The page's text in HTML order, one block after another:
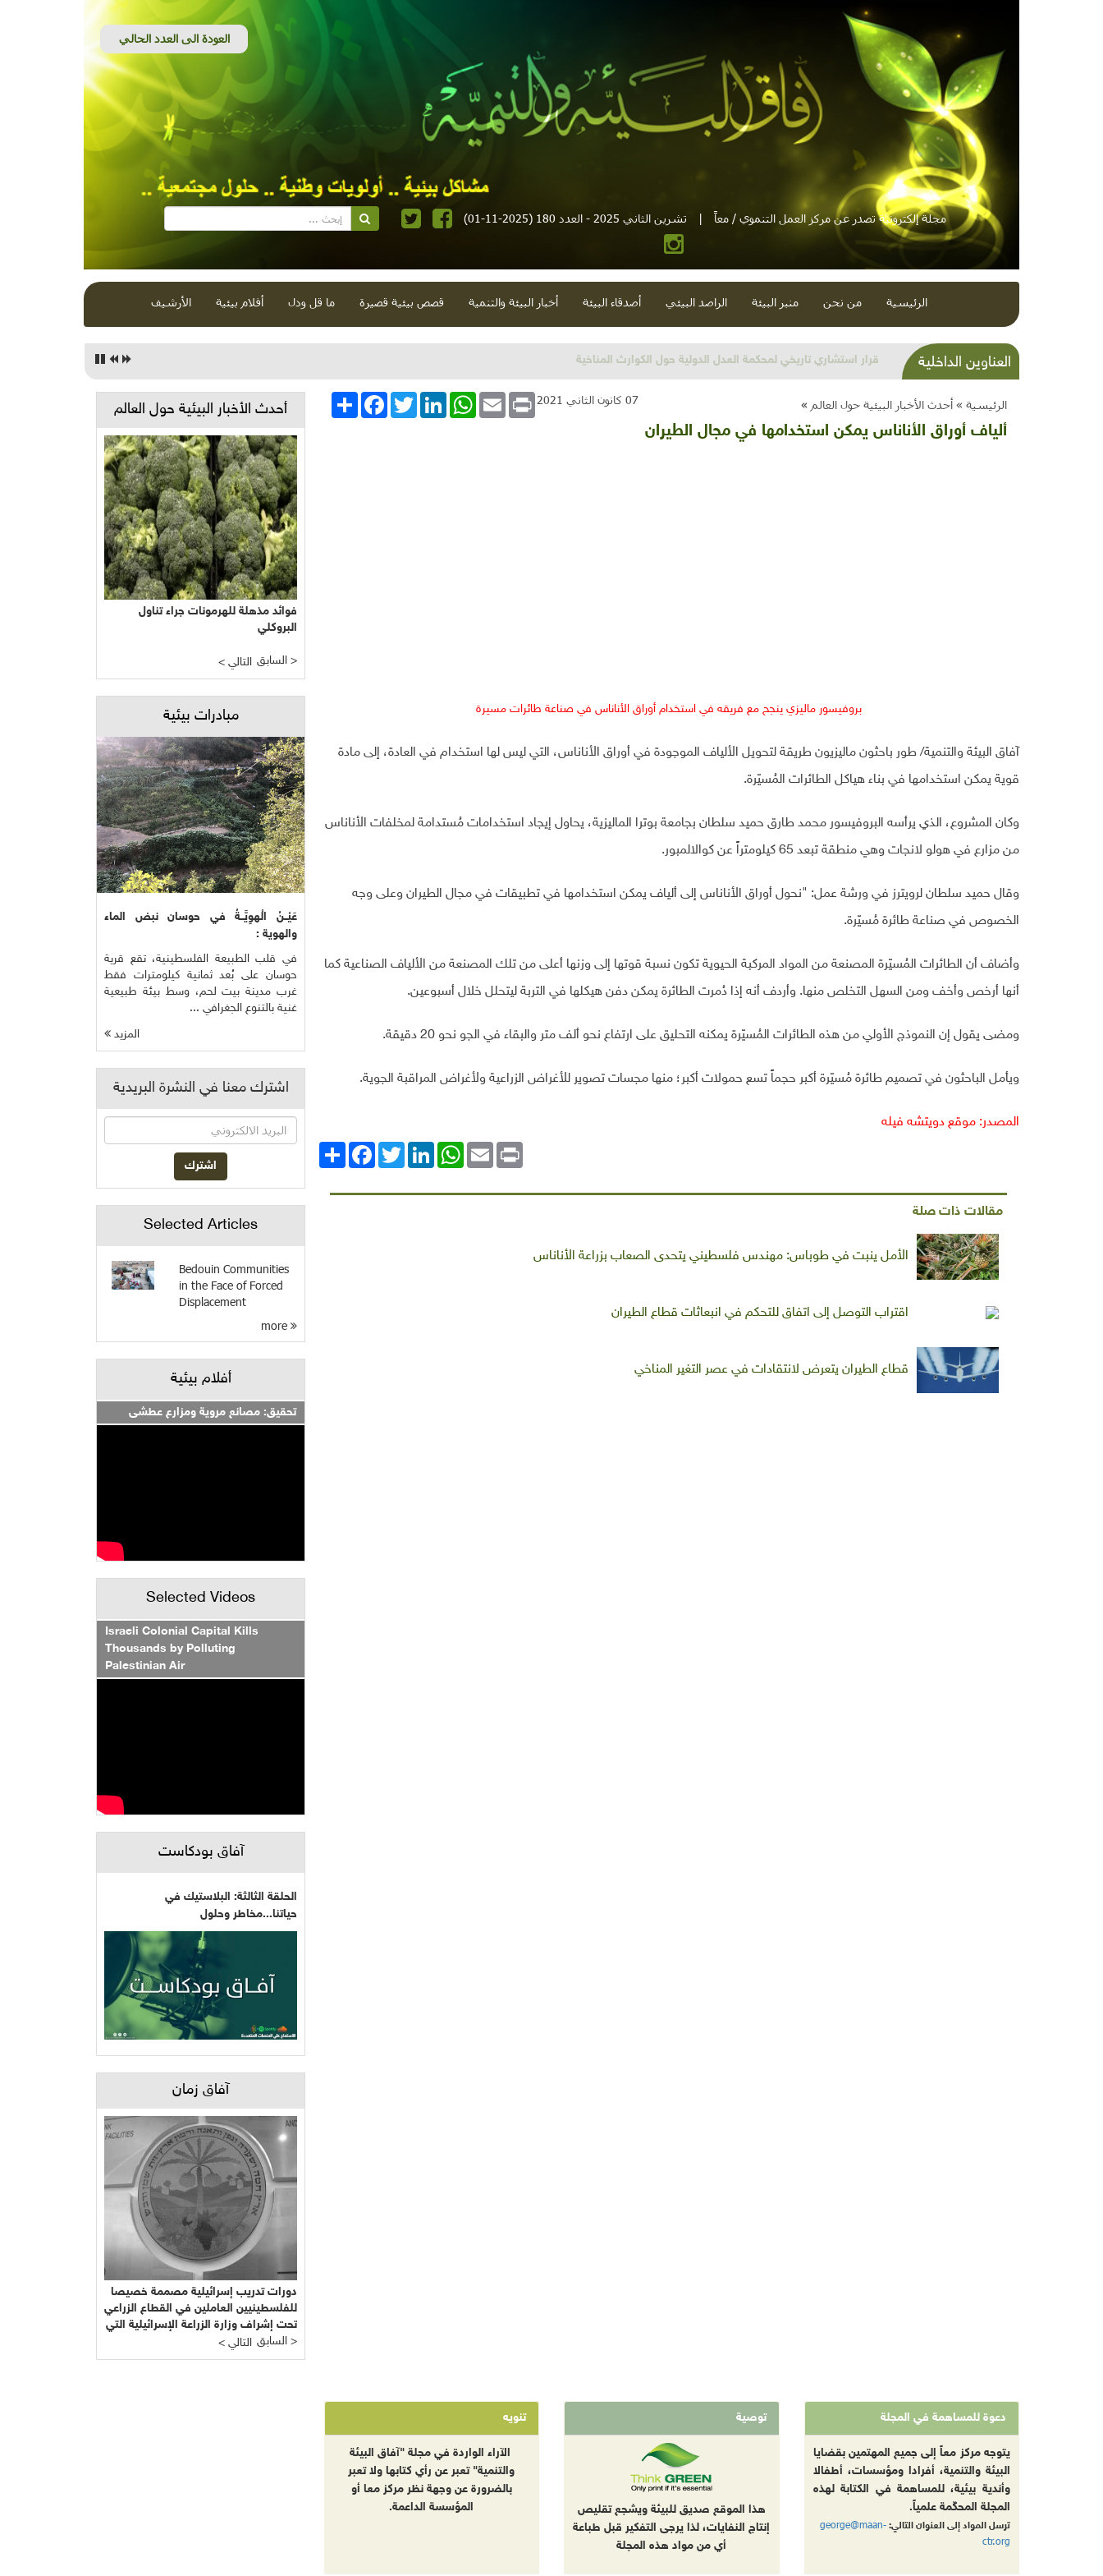
مجلة إلكترونية تصدر عن مركز العمل التنموي / معاً | تشرين الثاني 2025 - العدد 180 (2025-11-01)
الرئيسية من نحن منبر البيئة الراصد البيئي أصدقاء البيئة أخبار البيئة والتنمية قصص بيئية قصيرة ما قل ودل أفلام بيئية الأرشيف
العناوين الداخلية شذرات بيئية وتنموية...بنية تحتية وحلويات قبيحة وحاكورة ونوبل وزيتون و"سيباط"
الرئيسية » أحدث الأخبار البيئية حول العالم » انشر
FacebookTwitterLinkedInWhatsApp Email Print 07 كانون الثاني 2021
ألياف أوراق الأناناس يمكن استخدامها في مجال الطيران
بروفيسور ماليزي ينجح مع فريقه في استخدام أوراق الأناناس في صناعة طائرات مسيرة
آفاق البيئة والتنمية/ طور باحثون ماليزيون طريقة لتحويل الألياف الموجودة في أوراق الأناناس، التي ليس لها استخدام في العادة، إلى مادة
قوية يمكن استخدامها في بناء هياكل الطائرات المُسيّرة.
وكان المشروع، الذي يرأسه البروفيسور محمد طارق حميد سلطان بجامعة بوترا الماليزية، يحاول إيجاد استخدامات مُستدامة لمخلفات الأناناس
من مزارع في هولو لانجات وهي منطقة تبعد 65 كيلومتراً عن كوالالمبور
.
وقال حميد سلطان لرويترز في ورشة عمل: "نحول أوراق الأناناس إلى ألياف يمكن استخدامها في تطبيقات في مجال الطيران وعلى وجه
الخصوص في صناعة طائرة مُسيّرة.
وأضاف أن الطائرات المُسيّرة المصنعة من المواد المركبة الحيوية تكون نسبة قوتها إلى وزنها أعلى من تلك المصنعة من الألياف الصناعية كما
أنها أرخص وأخف ومن السهل التخلص منها. وأردف أنه إذا دُمرت الطائرة يمكن دفن هيكلها في التربة ليتحلل خلال أسبوعين.
ومضى يقول إن النموذج الأولي من هذه الطائرات المُسيّرة يمكنه التحليق على ارتفاع نحو ألف متر والبقاء في الجو نحو 20 دقيقة .
ويأمل الباحثون في تصميم طائرة مُسيّرة أكبر حجماً تسع حمولات أكبر؛ منها مجسات تصوير للأغراض الزراعية ولأغراض المراقبة الجوية.
المصدر: موقع دويتشه فيله
انشر
FacebookTwitterLinkedIn
WhatsAppEmail Print
مقالات ذات صلة
الأمل ينبت في طوباس: مهندس فلسطيني يتحدى الصعاب بزراعة الأناناس
اقتراب التوصل إلى اتفاق للتحكم في انبعاثات قطاع الطيران
قطاع الطيران يتعرض لانتقادات في عصر التغير المناخي
أحدث الأخبار البيئية حول العالم
فوائد مذهلة للهرمونات جراء تناول
البروكلي
< التالي السابق >
مبادرات بيئية
عَيْــنُ الْهوِيَّــةُ في حوسان نبض الماء
والهوية :
في قلب الطبيعة الفلسطينية، تقع قرية
حوسان على بُعد ثمانية كيلومترات فقط
غرب مدينة بيت لحم، وسط بيئة طبيعية
غنية بالتنوع الجغرافي ...
المزيد
اشترك معنا في النشرة البريدية
Selected Articles
Bedouin Communities
in the Face of Forced
Displacement
أفلام بيئية
تحقيق: مصانع مروية ومزارع عطشى
Selected Videos
Israeli Colonial Capital Kills
Thousands by Polluting
Palestinian Air
آفاق بودكاست
الحلقة الثالثة: البلاستيك في
حياتنا...مخاطر وحلول
آفاق زمان
دورات تدريب إسرائيلية مصممة خصيصا
للفلسطينيين العاملين في القطاع الزراعي
تحت إشراف وزارة الزراعة الإسرائيلية التي
يرأسها يائير شَمِير نائب ليبرمان رئيس
"إسرائيل بيتنا"!!!
< التالي السابق >
دعوة للمساهمة في المجلة
يتوجه مركز معاً إلى جميع المهتمين بقضايا
البيئة والتنمية، أفرادا ومؤسسات، أطفالا
وأندية بيئية، للمساهمة في الكتابة لهذه
المجلة المحكّمة علمياً.
ترسل المواد إلى العنوان التالي:george@maan-
ctr.org
توصية
هذا الموقع صديق للبيئة ويشجع تقليص
إنتاج النفايات، لذا يرجى التفكير قبل طباعة
أي من مواد هذه المجلة
تنويه
الآراء الواردة في مجلة "آفاق البيئة
والتنمية" تعبر عن رأي كتابها ولا تعبر
بالضرورة عن وجهة نظر مركز معا أو
المؤسسة الداعمة.